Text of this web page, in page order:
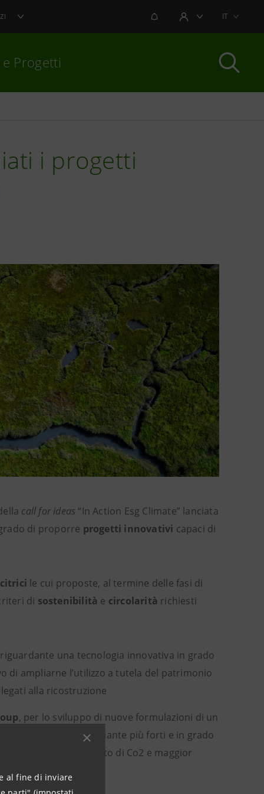
al fine di inviare
NOTIFICHEAREA UTENTEIT
e Progetti
i progetti
call for ideas “In Action Esg Climate” lanciata
di proporre progetti innovativi capaci di
le cui proposte, al termine delle fasi di
di sostenibilità e circolarità richiesti
una tecnologia innovativa in grado
di ampliarne l’utilizzo a tutela del patrimonio
alla ricostruzione
, per lo sviluppo di nuove formulazioni di un
essenziali, rende le piante più forti e in grado
abbattimento di Co2 e maggior